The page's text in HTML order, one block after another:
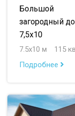
Большой
загородный
7,5х10
7.5х10 м
115
Подробнее